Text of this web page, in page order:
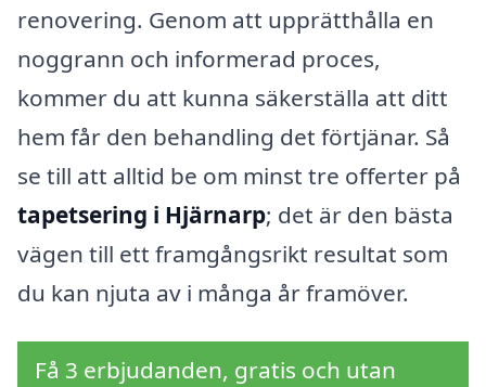
renovering. Genom att upprätthålla en
noggrann och informerad proces,
kommer du att kunna säkerställa att ditt
hem får den behandling det förtjänar. Så
se till att alltid be om minst tre offerter på
tapetsering i Hjärnarp; det är den bästa
vägen till ett framgångsrikt resultat som
du kan njuta av i många år framöver.
Få 3 erbjudanden, gratis och utan